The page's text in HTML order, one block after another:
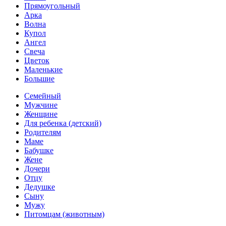
Прямоугольный
Арка
Волна
Купол
Ангел
Свеча
Цветок
Маленькие
Большие
Семейный
Мужчине
Женщине
Для ребенка (детский)
Родителям
Маме
Бабушке
Жене
Дочери
Отцу
Дедушке
Сыну
Мужу
Питомцам (животным)